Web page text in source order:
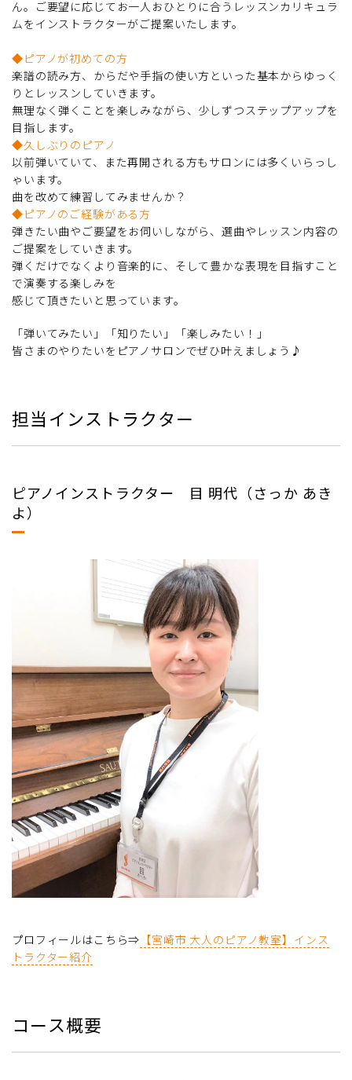
ん。ご要望に応じてお一人おひとりに合うレッスンカリキュラ
ムをインストラクターがご提案いたします。
◆ピアノが初めての方
楽譜の読み方、からだや手指の使い方といった基本からゆっく
りとレッスンしていきます。
無理なく弾くことを楽しみながら、少しずつステップアップを
目指します。
◆久しぶりのピアノ
以前弾いていて、また再開される方もサロンには多くいらっし
ゃいます。
曲を改めて練習してみませんか？
◆ピアノのご経験がある方
弾きたい曲やご要望をお伺いしながら、選曲やレッスン内容の
ご提案をしていきます。
弾くだけでなくより音楽的に、そして豊かな表現を目指すこと
で演奏する楽しみを
感じて頂きたいと思っています。
「弾いてみたい」「知りたい」「楽しみたい！」
皆さまのやりたいをピアノサロンでぜひ叶えましょう♪
担当インストラクター
ピアノインストラクター 目 明代（さっか あき
よ）
プロフィールはこちら⇒ 【宮崎市 大人のピアノ教室】インス
トラクター紹介
コース概要